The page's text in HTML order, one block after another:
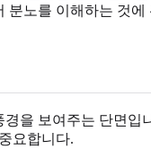
노를 이해하는 것
을 보여주는 단면
요합니다.